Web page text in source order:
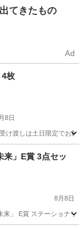
てきたもの
Ad
枚
8日
け渡しは土日限定でお願
来」E賞 3点セッ
8月8日
」 E賞 ステーショナ